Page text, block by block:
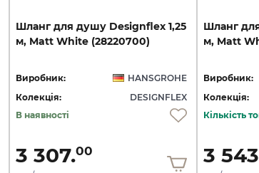
Шланг для душу Designflex 1,25
м, Matt White (28220700)
Виробник:
HANSGROHE
Колекція:
DESIGNFLEX
В наявності
3 307.00
Шланг
м, Matt
Виробник:
Колекція:
Кількість
3